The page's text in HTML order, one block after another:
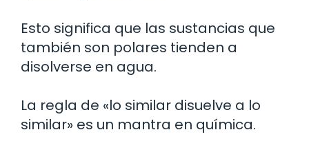
Esto significa que las sustancias que
también son polares tienden a
disolverse en agua.
La regla de «lo similar disuelve a lo
similar» es un mantra en química.